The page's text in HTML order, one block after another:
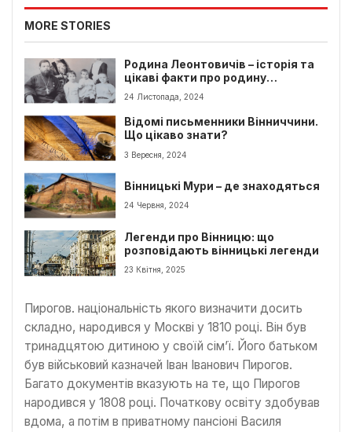
MORE STORIES
Родина Леонтовичів – історія та
цікаві факти про родину
Леонтовичів
24 Листопада, 2024
Відомі письменники Вінниччини.
Що цікаво знати?
3 Вересня, 2024
Вінницькі Мури – де знаходяться
24 Червня, 2024
Легенди про Вінницю: що
розповідають вінницькі легенди
23 Квітня, 2025
Пирогов. національність якого визначити досить
складно, народився у Москві у 1810 році. Він був
тринадцятою дитиною у своїй сім’ї. Його батьком
був військовий казначей Іван Іванович Пирогов.
Багато документів вказують на те, що Пирогов
народився у 1808 році. Початкову освіту здобував
вдома, а потім в приватному пансіоні Василя